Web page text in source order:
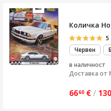
Количка
5
Червен
в наличност
Доставка от
6660 €/ 130